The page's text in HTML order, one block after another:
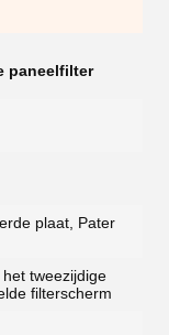
paneelfilter
plaat, Pater
tweezijdige
filterscherm